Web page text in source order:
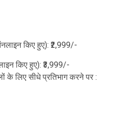
किए हुए): ₹2,999/-
किए हुए): ₹3,999/-
के लिए सीधे प्रतिभाग करने पर :